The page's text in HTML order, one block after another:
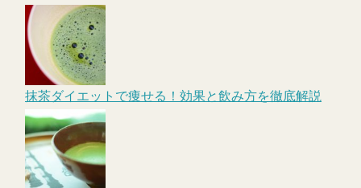
抹茶ダイエットで痩せる！効果と飲み方を徹底解説